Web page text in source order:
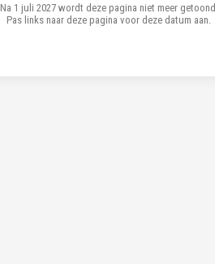
Na 1 juli 2027 wordt deze pagina niet meer getoond.
Pas links naar deze pagina voor deze datum aan.